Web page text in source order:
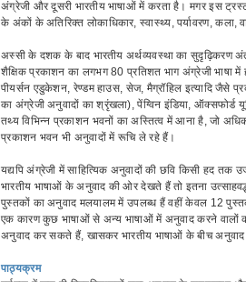
अंग्रेजी और दूसरी भारतीय भाषाओं में करता है। मगर इस ट्रस्ट
के अंकों के अतिरिक्त लोकाधिकार, स्वास्थ्य, पर्यावरण, कला,
अस्सी के दशक के बाद भारतीय अर्थव्यवस्था का सुदृढ़िकरण
शैक्षिक प्रकाशन का लगभग 80 प्रतिशत भाग अंग्रेजी भाषा में
पीयर्सन एडुकेशन, रेण्डम हाउस, सेज, मैग्रॉहिल इत्यादि जैसे
का अंग्रेजी अनुवादों का श्रृंखला), पेंग्विन इंडिया, ऑक्सफोर्ड
तथ्य विभिन्न प्रकाशन भवनों का अस्तित्व में आना है, जो
प्रकाशन भवन भी अनुवादों में रूचि ले रहे हैं।
यद्यपि अंग्रेजी में साहित्यिक अनुवादों की छवि किसी हद
भारतीय भाषाओं के अनुवाद की ओर देखते हैं तो इतना
पुस्तकों का अनुवाद मलयालम में उपलब्ध हैं वहीं केवल 12
एक कारण कुछ भाषाओं से अन्य भाषाओं में अनुवाद करने वालों
अनुवाद कर सकते हैं, खासकर भारतीय भाषाओं के बीच अनुवाद
पाठ्यक्रम